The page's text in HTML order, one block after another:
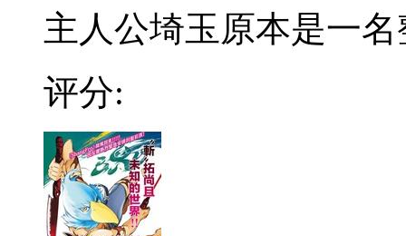
主人公埼玉原本是一名
评分: